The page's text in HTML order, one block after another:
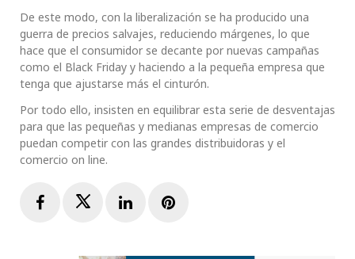
De este modo, con la liberalización se ha producido una
guerra de precios salvajes, reduciendo márgenes, lo que
hace que el consumidor se decante por nuevas campañas
como el Black Friday y haciendo a la pequeña empresa que
tenga que ajustarse más el cinturón.
Por todo ello, insisten en equilibrar esta serie de desventajas
para que las pequeñas y medianas empresas de comercio
puedan competir con las grandes distribuidoras y el
comercio on line.
FacebookTwitterLinkedInPinterest